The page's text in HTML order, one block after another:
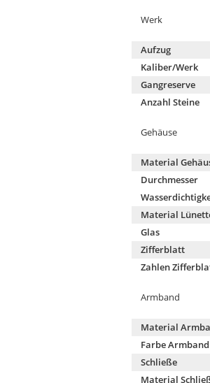
Werk
Aufzug
Kaliber/Werk
Gangreserve
Anzahl Steine
Gehäuse
Material
Durchmesser
Material
Glas
Zifferblatt
Zahlen
Armband
Material
Farbe Armband
Schließe
Material